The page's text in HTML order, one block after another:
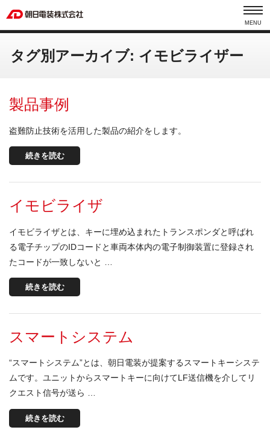
MENU
タグ別アーカイブ: イモビライザー
製品事例
盗難防止技術を活用した製品の紹介をします。
続きを読む
イモビライザ
イモビライザとは、キーに埋め込まれたトランスポンダと呼ばれ
る電子チップのIDコードと車両本体内の電子制御装置に登録され
たコードが一致しないと …
続きを読む
スマートシステム
“スマートシステム”とは、朝日電装が提案するスマートキーシステ
ムです。ユニットからスマートキーに向けてLF送信機を介してリ
クエスト信号が送ら …
続きを読む